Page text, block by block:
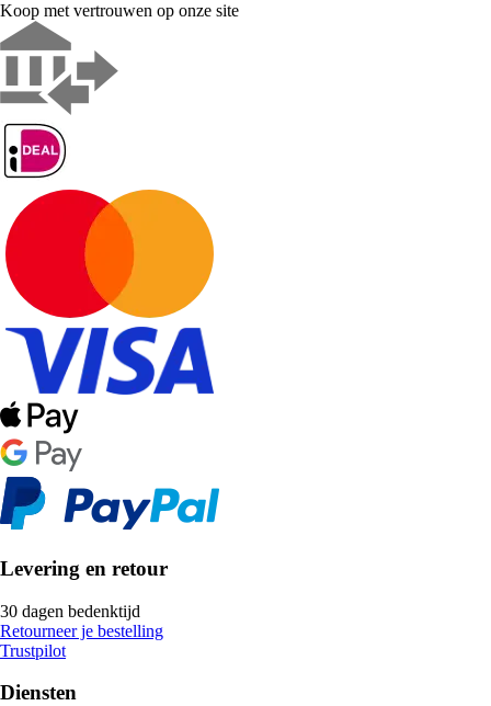
Koop met vertrouwen op onze site
Levering en retour
30 dagen bedenktijd
Retourneer je bestelling
Trustpilot
Diensten